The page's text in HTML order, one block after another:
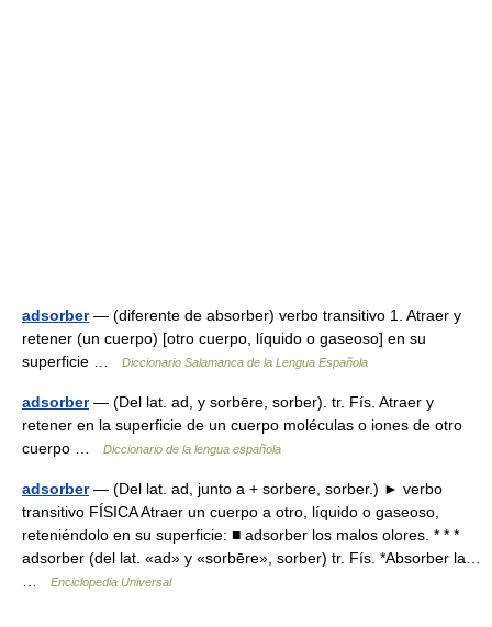
adsorber— (diferente de absorber) verbo transitivo 1. Atraer y
retener (un cuerpo) [otro cuerpo, líquido o gaseoso] en su
superficie …
Diccionario Salamanca de la Lengua Española
adsorber— (Del lat. ad, y sorbēre, sorber). tr. Fís. Atraer y
retener en la superficie de un cuerpo moléculas o iones de otro
cuerpo …
Diccionario de la lengua española
adsorber— (Del lat. ad, junto a + sorbere, sorber.) ► verbo
transitivo FÍSICA Atraer un cuerpo a otro, líquido o gaseoso,
reteniéndolo en su superficie: ■ adsorber los malos olores. * * *
adsorber (del lat. «ad» y «sorbēre», sorber) tr. Fís. *Absorber la…
Enciclopedia Universal